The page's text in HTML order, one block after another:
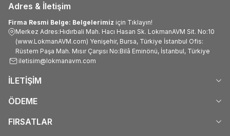
Adres & İletişim
Firma Resmi Belge: Belgelerimiz için Tıklayın!
Merkez Adres:Hıdırbali Mah. Hacı Hasan Sk. LokmanAVM Sit. No:10
(www.LokmanAVM.com) Yenişehir, Bursa, Türkiye İstanbul Ofis:
Rüstem Paşa Mah. Mısır Çarşısı No:Bilâ Eminönü, İstanbul, Türkiye
iletisim@lokmanavm.com
İLETİŞİM
ÖDEME
FIRSATLAR